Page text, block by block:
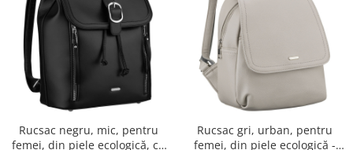
Rucsac negru, mic, pentru
femei, din piele ecologică, cu
Rucsac gri, urban, pentru
femei, din piele ecologică -